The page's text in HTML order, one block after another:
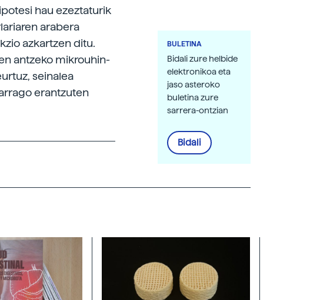
hau ezeztaturik
arabera
azkartzen ditu.
antzeko mikrouhin-
seinalea
erantzuten
BULETINA
Bidali zure helbide
elektronikoa eta
jaso asteroko
buletina zure
sarrera-ontzian
Bidali